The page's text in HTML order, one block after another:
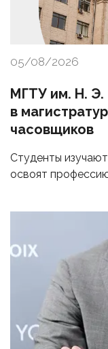
05/08/2026
МГТУ им. Н. Э.
в
часовщиков
Студенты
освоят